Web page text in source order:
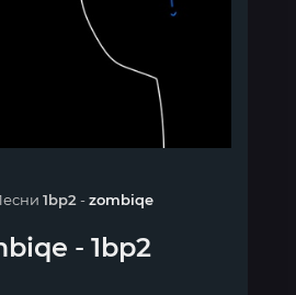
1bp2 -zombiqe
- 1bp2